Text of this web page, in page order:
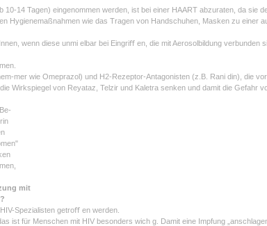
14 Tagen) eingenommen werden, ist bei einer HAART abzuraten, da sie
Hygienemaßnahmen wie das Tragen von Handschuhen, Masken zu einer
wenn diese unmi elbar bei Eingriﬀ en, die mit Aerosolbildung verbunden
mer wie Omeprazol) und H2-Rezeptor-Antagonisten (z.B. Rani din), die
Wirkspiegel von Reyataz, Telzir und Kaletra senken und damit die Gefahr
mit
Spezialisten getroﬀ en werden.
ist für Menschen mit HIV besonders wich g. Damit eine Impfung